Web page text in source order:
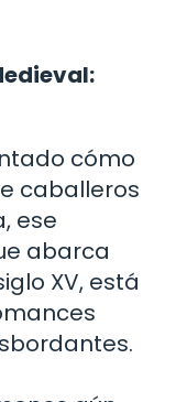
cómo
caballeros
ese
abarca
XV, está